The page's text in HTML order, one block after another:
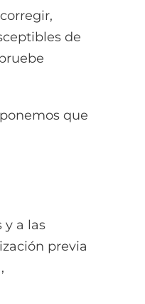
de
que
y a las
previa